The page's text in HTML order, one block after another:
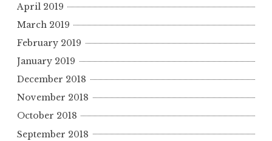
April 2019
March 2019
February 2019
January 2019
December 2018
November 2018
October 2018
September 2018